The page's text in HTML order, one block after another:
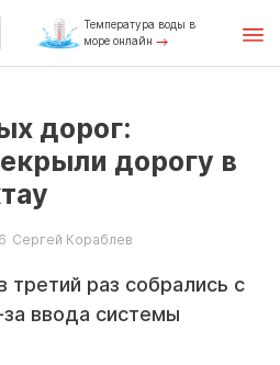
Температура воды в
море онлайн
дорог:
дорогу в
Сергей Кораблев
раз собрались с
ввода системы